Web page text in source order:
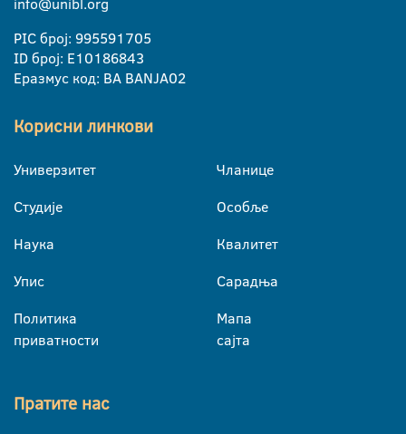
PIC број: 995591705
ID број: E10186843
Еразмус код: BA BANJA02
Корисни линкови
Универзитет
Студије
Наука
Упис
Политика
приватности
Чланице
Особље
Квалитет
Сарадња
Мапа
сајта
Пратите нас